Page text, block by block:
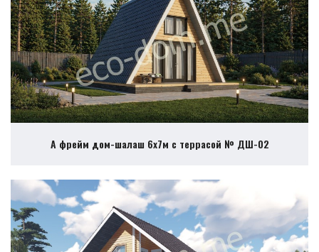
А фрейм дом-шалаш 6х7м с террасой № ДШ-02